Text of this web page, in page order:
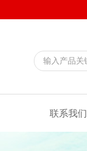
联系我们